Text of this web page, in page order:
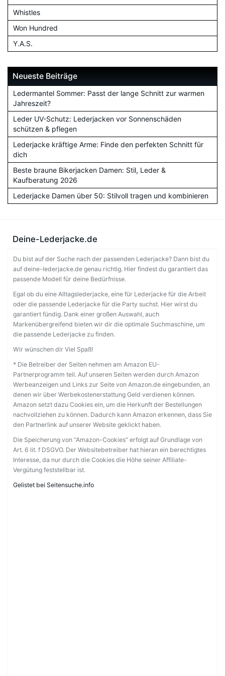
Whistles
Won Hundred
Y.A.S.
Neueste Beiträge
Ledermantel Sommer: Passt der lange Schnitt zur warmen
Jahreszeit?
Leder UV-Schutz: Lederjacken vor Sonnenschäden
schützen & pflegen
Lederjacke kräftige Arme: Finde den perfekten Schnitt für
dich
Beste braune Bikerjacken Damen: Stil, Leder &
Kaufberatung 2026
Lederjacke Damen über 50: Stilvoll tragen und kombinieren
Deine-Lederjacke.de
Du bist auf der Suche nach der passenden Lederjacke? Dann bist du
auf deine-lederjacke.de genau richtig. Hier findest du garantiert das
passende Modell für deine Bedürfnisse.
Egal ob du eine Alltagslederjacke, eine für Lederjacke für die Arbeit
oder die passende Lederjacke für die Party suchst. Hier wirst du
garantiert fündig. Dank einer großen Auswahl, auch
Markenübergreifend bieten wir dir die optimale Suchmaschine, um
die passende Lederjacke zu finden.
Wir wünschen dir Viel Spaß!
* Die Betreiber der Seiten nehmen am Amazon EU-
Partnerprogramm teil. Auf unseren Seiten werden durch Amazon
Werbeanzeigen und Links zur Seite von Amazon.de eingebunden, an
denen wir über Werbekostenerstattung Geld verdienen können.
Amazon setzt dazu Cookies ein, um die Herkunft der Bestellungen
nachvollziehen zu können. Dadurch kann Amazon erkennen, dass Sie
den Partnerlink auf unserer Website geklickt haben.
Die Speicherung von “Amazon-Cookies” erfolgt auf Grundlage von
Art. 6 lit. f DSGVO. Der Websitebetreiber hat hieran ein berechtigtes
Interesse, da nur durch die Cookies die Höhe seiner Affiliate-
Vergütung feststellbar ist.
Gelistet bei Seitensuche.info